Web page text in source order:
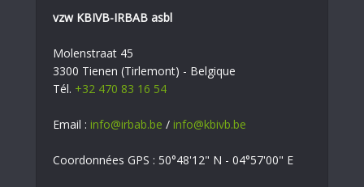
vzw KBIVB-IRBAB asbl
Molenstraat 45
3300 Tienen (Tirlemont) - Belgique
Tél. +32 470 83 16 54
Email : info@irbab.be / info@kbivb.be
Coordonnées GPS : 50°48'12" N - 04°57'00" E